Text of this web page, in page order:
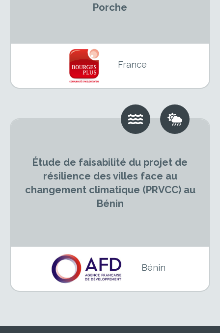
Porche
France
Étude de faisabilité du projet de
résilience des villes face au
changement climatique (PRVCC) au
Bénin
Bénin